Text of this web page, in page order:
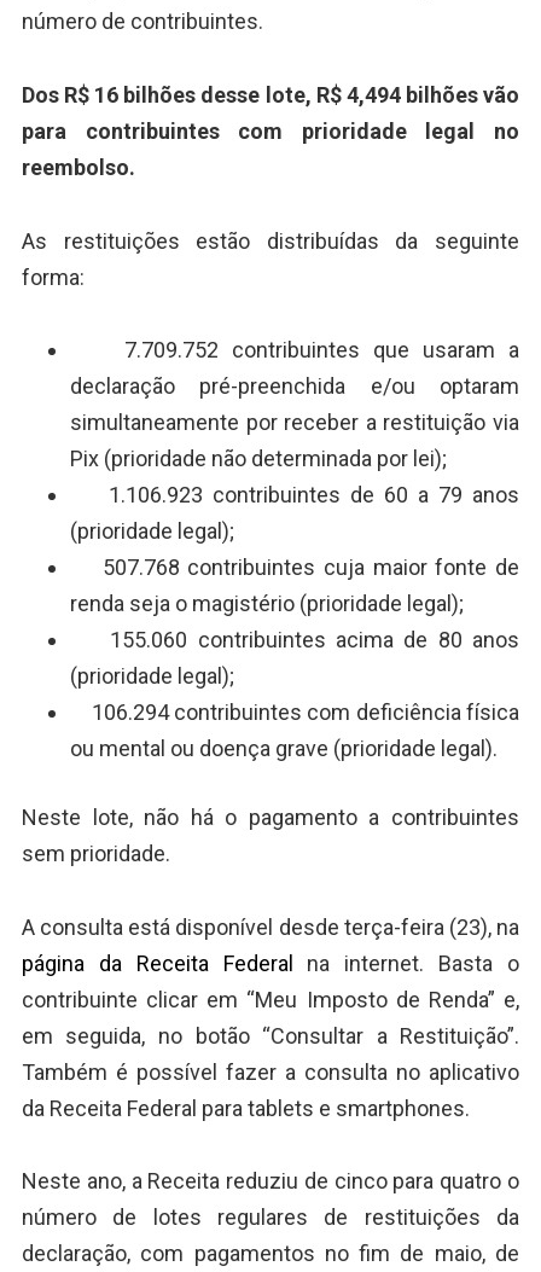
número de contribuintes.
Dos R$ 16 bilhões desse lote, R$ 4,494 bilhões vão
para contribuintes com prioridade legal no
reembolso.
As restituições estão distribuídas da seguinte
forma:
7.709.752 contribuintes que usaram a
declaração pré-preenchida e/ou optaram
simultaneamente por receber a restituição via
Pix (prioridade não determinada por lei);
1.106.923 contribuintes de 60 a 79 anos
(prioridade legal);
507.768 contribuintes cuja maior fonte de
renda seja o magistério (prioridade legal);
155.060 contribuintes acima de 80 anos
(prioridade legal);
106.294 contribuintes com deficiência física
ou mental ou doença grave (prioridade legal).
Neste lote, não há o pagamento a contribuintes
sem prioridade.
A consulta está disponível desde terça-feira (23), na
página da Receita Federal na internet. Basta o
contribuinte clicar em “Meu Imposto de Renda” e,
em seguida, no botão “Consultar a Restituição”.
Também é possível fazer a consulta no aplicativo
da Receita Federal para tablets e smartphones.
Neste ano, a Receita reduziu de cinco para quatro o
número de lotes regulares de restituições da
declaração, com pagamentos no fim de maio, de